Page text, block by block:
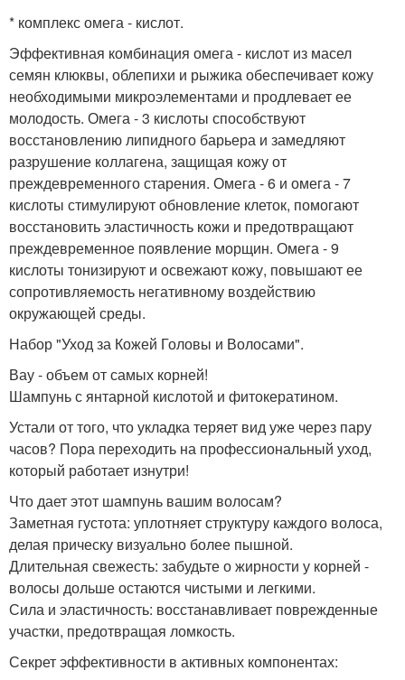
* комплекс омега - кислот.
Эффективная комбинация омега - кислот из масел
семян клюквы, облепихи и рыжика обеспечивает кожу
необходимыми микроэлементами и продлевает ее
молодость. Омега - 3 кислоты способствуют
восстановлению липидного барьера и замедляют
разрушение коллагена, защищая кожу от
преждевременного старения. Омега - 6 и омега - 7
кислоты стимулируют обновление клеток, помогают
восстановить эластичность кожи и предотвращают
преждевременное появление морщин. Омега - 9
кислоты тонизируют и освежают кожу, повышают ее
сопротивляемость негативному воздействию
окружающей среды.
Набор "Уход за Кожей Головы и Волосами".
Вау - объем от самых корней!
Шампунь с янтарной кислотой и фитокератином.
Устали от того, что укладка теряет вид уже через пару
часов? Пора переходить на профессиональный уход,
который работает изнутри!
Что дает этот шампунь вашим волосам?
Заметная густота: уплотняет структуру каждого волоса,
делая прическу визуально более пышной.
Длительная свежесть: забудьте о жирности у корней -
волосы дольше остаются чистыми и легкими.
Сила и эластичность: восстанавливает поврежденные
участки, предотвращая ломкость.
Секрет эффективности в активных компонентах: